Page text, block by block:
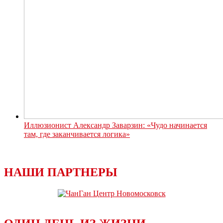
Иллюзионист Александр Заварзин: «Чудо начинается
там, где заканчивается логика»
НАШИ ПАРТНЕРЫ